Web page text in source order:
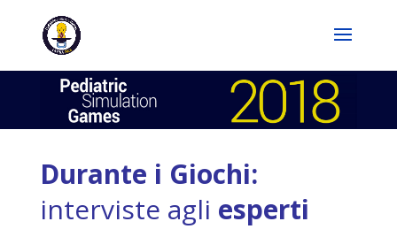
Durante i Giochi:
interviste agli esperti